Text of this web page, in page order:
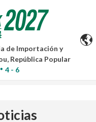
Translate son
imprecisiones. Para
original.
de Importación y
República Popular
4 - 6